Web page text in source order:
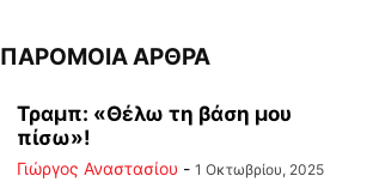
ΠΑΡΟΜΟΙΑ ΑΡΘΡΑ
Τραμπ: «Θέλω τη βάση μου
πίσω»!
Γιώργος Αναστασίου - 1 Οκτωβρίου, 2025